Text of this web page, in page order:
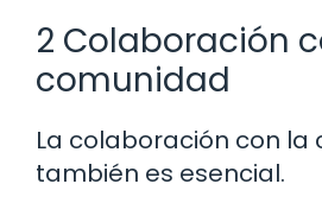
2 Colaboración
comunidad
La colaboración con la
también es esencial.